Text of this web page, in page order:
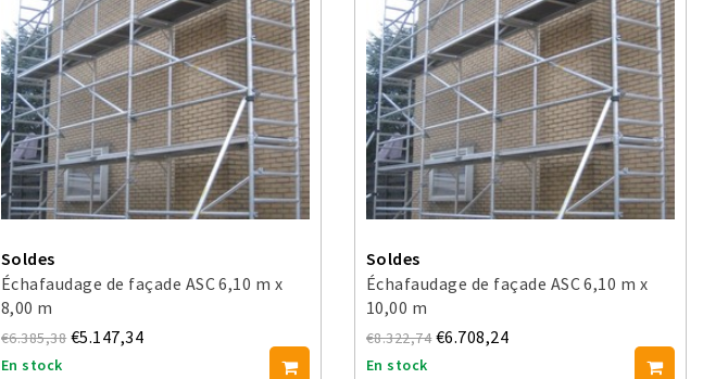
Soldes
Échafaudage de façade ASC 6,10 m x
8,00 m
€6.385,38 €5.147,34
En stock
Soldes
Échafaudage de façade ASC 6,10 m x
10,00 m
€8.322,74 €6.708,24
En stock